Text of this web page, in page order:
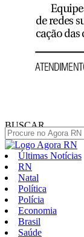
BUSCAR
Últimas Notícias
RN
Natal
Política
Polícia
Economia
Brasil
Saúde